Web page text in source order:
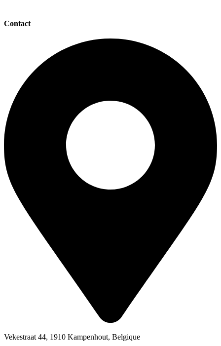
Contact
Vekestraat 44, 1910 Kampenhout, Belgique